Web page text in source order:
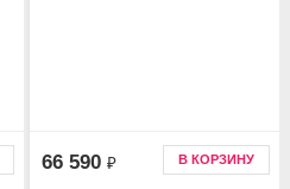
66 590 ₽ В КОРЗИНУ